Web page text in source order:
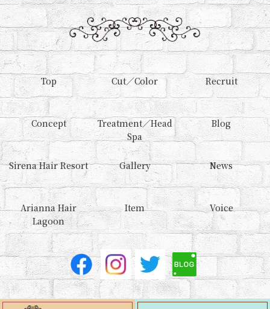
Top
Concept
Sirena Hair Resort
Arianna Hair
Lagoon
Cut／Color
Treatment／Head
Spa
Gallery
Item
Recruit
Blog
News
Voice